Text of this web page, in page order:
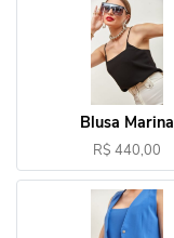
Blusa Marina
R$ 440,00